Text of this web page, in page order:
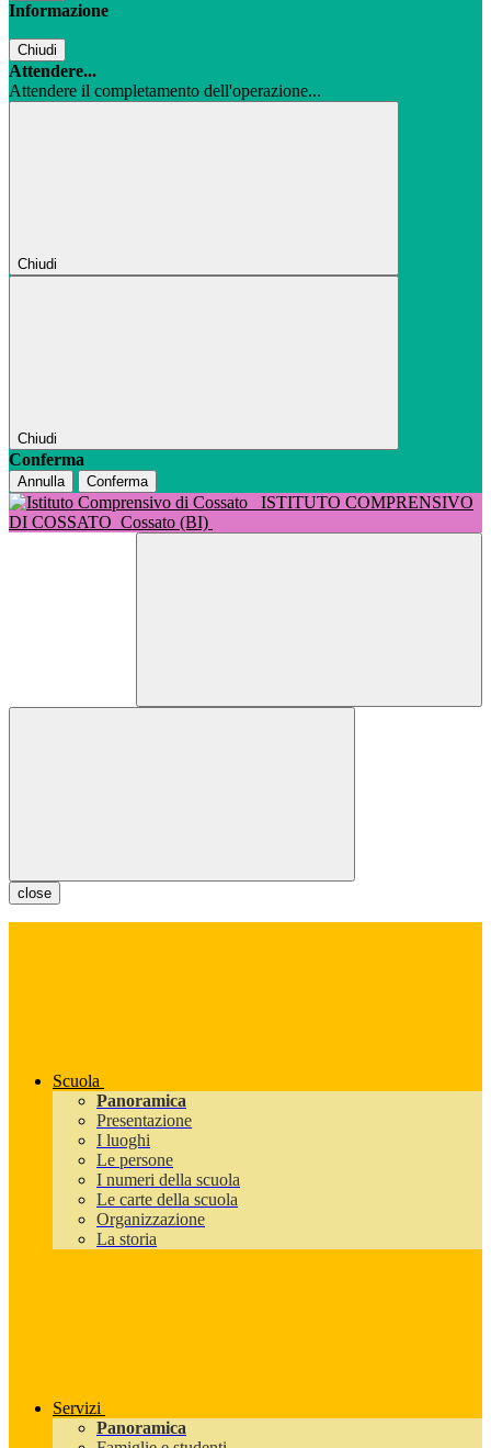
Informazione
Chiudi
Attendere...
Attendere il completamento dell'operazione...
Chiudi
Chiudi
Conferma
Annulla Conferma
ISTITUTO COMPRENSIVO
DI COSSATO Cossato (BI)
close
Scuola
Panoramica
Presentazione
I luoghi
Le persone
I numeri della scuola
Le carte della scuola
Organizzazione
La storia
Servizi
Panoramica